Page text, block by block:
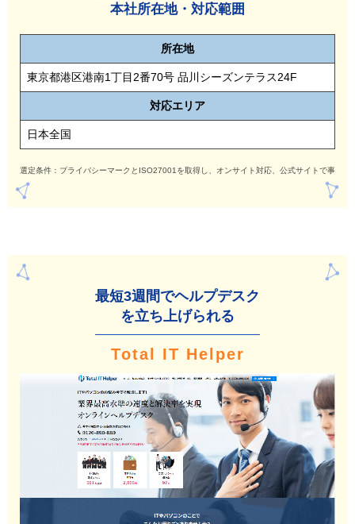
本社所在地・対応範囲
所在地
東京都港区港南1丁目2番70号 品川シーズンテラス24F
対応エリア
日本全国
選定条件：プライバシーマークとISO27001を取得し、オンサイト対応、公式サイトで事例
最短3週間でヘルプデスク
を立ち上げられる
Total IT Helper